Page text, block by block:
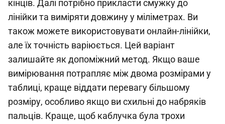
кінців. Далі потрібно прикласти смужку до
лінійки та виміряти довжину у міліметрах. Ви
також можете використовувати онлайн-лінійки,
але їх точність варіюється. Цей варіант
залишайте як допоміжний метод. Якщо ваше
вимірювання потрапляє між двома розмірами у
таблиці, краще віддати перевагу більшому
розміру, особливо якщо ви схильні до набряків
пальців. Краще, щоб каблучка була трохи